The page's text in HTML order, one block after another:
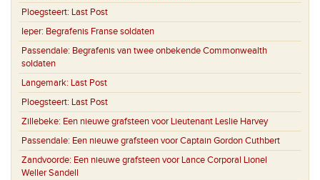
Ploegsteert: Last Post
Ieper: Begrafenis Franse soldaten
Passendale: Begrafenis van twee onbekende Commonwealth
soldaten
Langemark: Last Post
Ploegsteert: Last Post
Zillebeke: Een nieuwe grafsteen voor Lieutenant Leslie Harvey
Passendale: Een nieuwe grafsteen voor Captain Gordon Cuthbert
Zandvoorde: Een nieuwe grafsteen voor Lance Corporal Lionel
Weller Sandell